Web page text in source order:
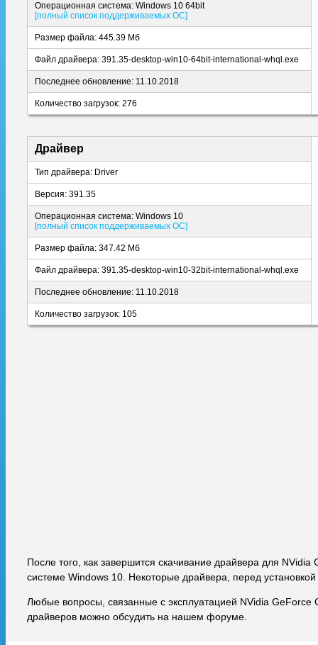
Операционная система: Windows 10 64bit
[полный список поддерживаемых ОС]
Размер файла: 445.39 Мб
Файл драйвера: 391.35-desktop-win10-64bit-international-whql.exe
Последнее обновление: 11.10.2018
Количество загрузок: 276
Драйвер
Тип драйвера: Driver
Версия: 391.35
Операционная система: Windows 10
[полный список поддерживаемых ОС]
Размер файла: 347.42 Мб
Файл драйвера: 391.35-desktop-win10-32bit-international-whql.exe
Последнее обновление: 11.10.2018
Количество загрузок: 105
После того, как завершится скачивание драйвера для
системе Windows 10. Некоторые драйвера, перед
Любые вопросы, связанные с эксплуатацией NVidia GeForce
драйверов можно обсудить на нашем форуме.